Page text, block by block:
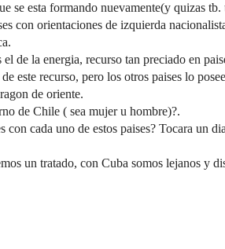
se esta formando nuevamente(y quizas
con orientaciones de izquierda
de la energia, recurso tan preciado en
este recurso, pero los otros paises lo
de oriente.
de Chile ( sea mujer u hombre)?.
con cada uno de estos paises? Tocara un
un tratado, con Cuba somos lejanos y